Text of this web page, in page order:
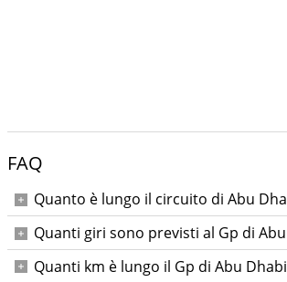
FAQ
Quanto è lungo il circuito di Abu
5,281 km
Quanti giri sono previsti al Gp di
58 Quanti km è lungo il Gp di Abu